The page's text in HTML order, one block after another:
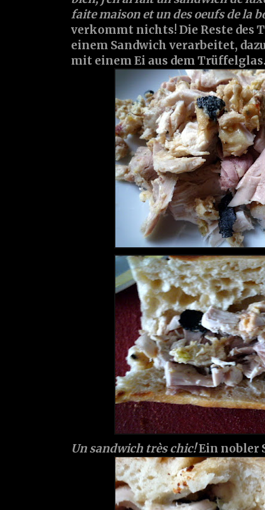
faite maison et un des oeufs de la
verkommt nichts! Die Reste des
einem Sandwich verarbeitet,
mit einem Ei aus dem
Un sandwich très chic!Ein nobler